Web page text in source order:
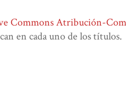
Commons Atribución-
en cada uno de los títulos.